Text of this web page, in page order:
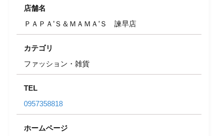
店舗名
ＰＡＰＡ’Ｓ＆ＭＡＭＡ’Ｓ 諫早店
カテゴリ
ファッション・雑貨
TEL
0957358818
ホームページ